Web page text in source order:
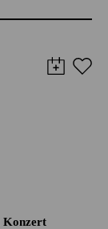
Konzert